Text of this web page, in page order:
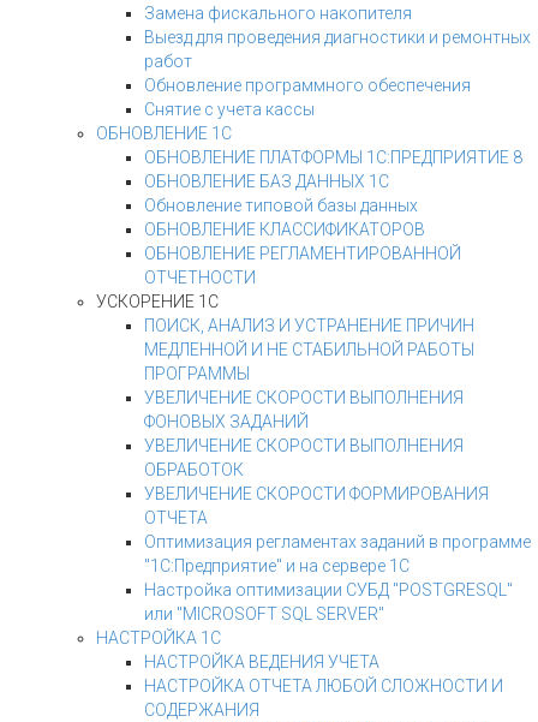
Замена фискального накопителя
Выезд для проведения диагностики и ремонтных
работ
Обновление программного обеспечения
Снятие с учета кассы
ОБНОВЛЕНИЕ 1С
ОБНОВЛЕНИЕ ПЛАТФОРМЫ 1С:ПРЕДПРИЯТИЕ 8
ОБНОВЛЕНИЕ БАЗ ДАННЫХ 1С
Обновление типовой базы данных
ОБНОВЛЕНИЕ КЛАССИФИКАТОРОВ
ОБНОВЛЕНИЕ РЕГЛАМЕНТИРОВАННОЙ
ОТЧЕТНОСТИ
УСКОРЕНИЕ 1С
ПОИСК, АНАЛИЗ И УСТРАНЕНИЕ ПРИЧИН
МЕДЛЕННОЙ И НЕ СТАБИЛЬНОЙ РАБОТЫ
ПРОГРАММЫ
УВЕЛИЧЕНИЕ СКОРОСТИ ВЫПОЛНЕНИЯ
ФОНОВЫХ ЗАДАНИЙ
УВЕЛИЧЕНИЕ СКОРОСТИ ВЫПОЛНЕНИЯ
ОБРАБОТОК
УВЕЛИЧЕНИЕ СКОРОСТИ ФОРМИРОВАНИЯ
ОТЧЕТА
Оптимизация регламентах заданий в программе
"1С:Предприятие" и на сервере 1С
Настройка оптимизации СУБД "POSTGRESQL"
или "MICROSOFT SQL SERVER"
НАСТРОЙКА 1С
НАСТРОЙКА ВЕДЕНИЯ УЧЕТА
НАСТРОЙКА ОТЧЕТА ЛЮБОЙ СЛОЖНОСТИ И
СОДЕРЖАНИЯ